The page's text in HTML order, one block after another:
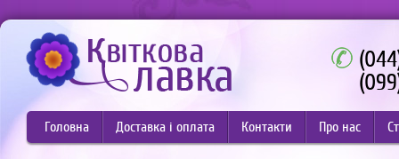
Головна Доставка і оплата Контакти Про нас